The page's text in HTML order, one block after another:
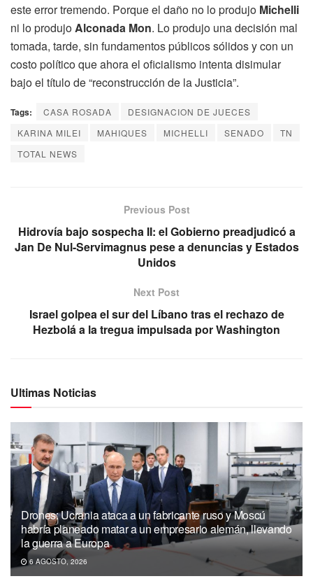
este error tremendo. Porque el daño no lo produjo Michelli
ni lo produjoAlconada Mon. Lo produjo una decisión mal
tomada, tarde, sin fundamentos públicos sólidos y con un
costo político que ahora el oficialismo intenta disimular
bajo el título de “reconstrucción de la Justicia”.
Tags: CASA ROSADA
DESIGNACION DE JUECES
KARINA MILEI
MAHIQUES MICHELLI SENADO
TN
TOTAL NEWS
Previous Post
Hidrovía bajo sospecha II: el Gobierno preadjudicó a
Jan De Nul-Servimagnus pese a denuncias y Estados
Unidos
Next Post
Israel golpea el sur del Líbano tras el rechazo de
Hezbolá a la tregua impulsada por Washington
Ultimas Noticias
Drones: Ucrania ataca a un fabricante ruso y Moscú
habría planeado matar a un empresario alemán, llevando
la guerra a Europa
6 AGOSTO, 2026